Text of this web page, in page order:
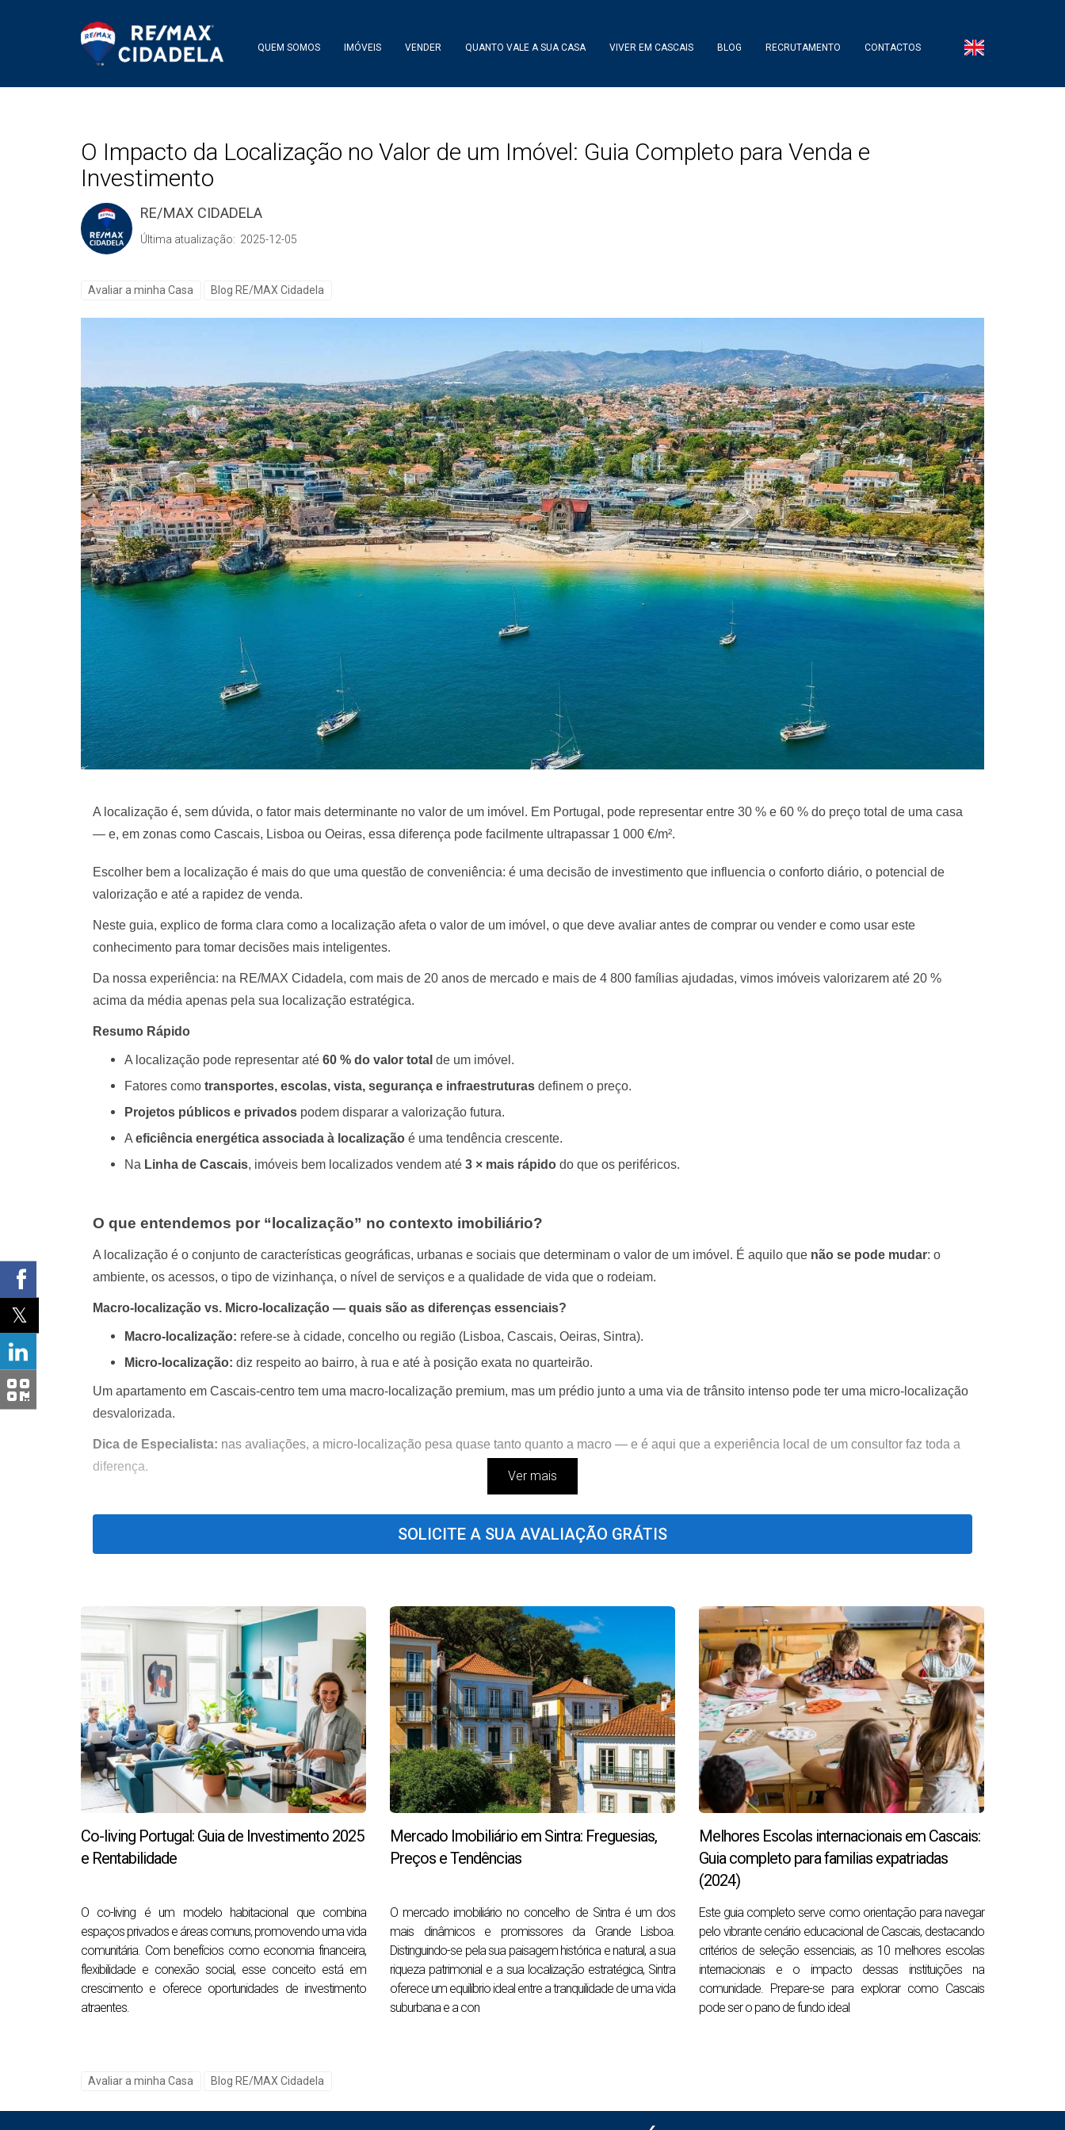
QUEM SOMOS IMÓVEIS VENDER QUANTO VALE A SUA CASA VIVER EM CASCAIS BLOG RECRUTAMENTO CONTACTOS
O Impacto da Localização no Valor de um Imóvel: Guia Completo para Venda e
Investimento
RE/MAX CIDADELA
Última atualização: 2025-12-05
Avaliar a minha Casa Blog RE/MAX Cidadela
A localização é, sem dúvida, o fator mais determinante no valor de um imóvel. Em Portugal, pode representar entre 30 % e 60 % do preço total de uma casa
— e, em zonas como Cascais, Lisboa ou Oeiras, essa diferença pode facilmente ultrapassar 1 000 €/m².
Escolher bem a localização é mais do que uma questão de conveniência: é uma decisão de investimento que influencia o conforto diário, o potencial de
valorização e até a rapidez de venda.
Neste guia, explico de forma clara como a localização afeta o valor de um imóvel, o que deve avaliar antes de comprar ou vender e como usar este
conhecimento para tomar decisões mais inteligentes.
Da nossa experiência: na RE/MAX Cidadela, com mais de 20 anos de mercado e mais de 4 800 famílias ajudadas, vimos imóveis valorizarem até 20 %
acima da média apenas pela sua localização estratégica.
Resumo Rápido
A localização pode representar até 60 % do valor total de um imóvel.
Fatores como transportes, escolas, vista, segurança e infraestruturas definem o preço.
Projetos públicos e privados podem disparar a valorização futura.
A eficiência energética associada à localização é uma tendência crescente.
Na Linha de Cascais, imóveis bem localizados vendem até 3 × mais rápido do que os periféricos.
O que entendemos por “localização” no contexto imobiliário?
A localização é o conjunto de características geográficas, urbanas e sociais que determinam o valor de um imóvel. É aquilo que não se pode mudar: o
ambiente, os acessos, o tipo de vizinhança, o nível de serviços e a qualidade de vida que o rodeiam.
Macro-localização vs. Micro-localização — quais são as diferenças essenciais?
Macro-localização: refere-se à cidade, concelho ou região (Lisboa, Cascais, Oeiras, Sintra).
Micro-localização: diz respeito ao bairro, à rua e até à posição exata no quarteirão.
Um apartamento em Cascais-centro tem uma macro-localização premium, mas um prédio junto a uma via de trânsito intenso pode ter uma micro-localização
desvalorizada.
Dica de Especialista: nas avaliações, a micro-localização pesa quase tanto quanto a macro — e é aqui que a experiência local de um consultor faz toda a
diferença.
Porque é que a localização é o fator mais decisivo no valor de um imóvel?
quanto mais desejada a zona, maior a competição e o preço.
O estilo de vida:
tempo de deslocação, ruído, segurança, vista.
O potencial de valorização:quanto mais infraestruturas e qualidade urbana, maior será o retorno futuro.
Fique atento:imóveis em ruas estreitas, com pouca luz natural ou sem estacionamento podem perder entre10 % e 20 % do valor, mesmo em zonas
nobres.
Quais são os principais fatores de localização que aumentam o valor de um imóvel?
Cada comprador valoriza algo diferente, mas há seis fatores universaisque influenciam o preço:
Fator Impacto estimado no preço
Escolas e serviços Educação, hospitais, comércio de proximidade +8 % a +12 %
Infraestrutura urbana Passeios, estacionamento, iluminação, limpeza +5 %
Vista e orientação solar Mar, serra ou boa exposição solar +10 % a +20 %
imóveis com vista mar ou próximos da praia em Cascais valorizam-se, em média,
de 2 km da costa.
Ver mais
SOLICITE A SUA AVALIAÇÃO GRÁTIS
Co-living Portugal: Guia de Investimento 2025
e Rentabilidade
O co-living é um modelo habitacional que combina
espaços privados e áreas comuns, promovendo uma vida
comunitária. Com benefícios como economia financeira,
flexibilidade e conexão social, esse conceito está em
crescimento e oferece oportunidades de investimento
atraentes.
Mercado Imobiliário em Sintra: Freguesias,
Preços e Tendências
O mercado imobiliário no concelho de Sintra é um dos
mais dinâmicos e promissores da Grande Lisboa.
Distinguindo-se pela sua paisagem histórica e natural, a sua
riqueza patrimonial e a sua localização estratégica, Sintra
oferece um equilíbrio ideal entre a tranquilidade de uma vida
suburbana e a con
Melhores Escolas internacionais em Cascais:
Guia completo para familias expatriadas
(2024)
Este guia completo serve como orientação para navegar
pelo vibrante cenário educacional de Cascais, destacando
critérios de seleção essenciais, as 10 melhores escolas
internacionais e o impacto dessas instituições na
comunidade. Prepare-se para explorar como Cascais
pode ser o pano de fundo ideal
Avaliar a minha Casa Blog RE/MAX Cidadela